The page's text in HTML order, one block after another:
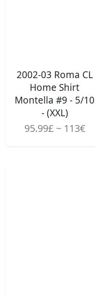
2002-03 Roma CL
Home Shirt
Montella #9 - 5/10
- (XXL)
95.99£ ~ 113€